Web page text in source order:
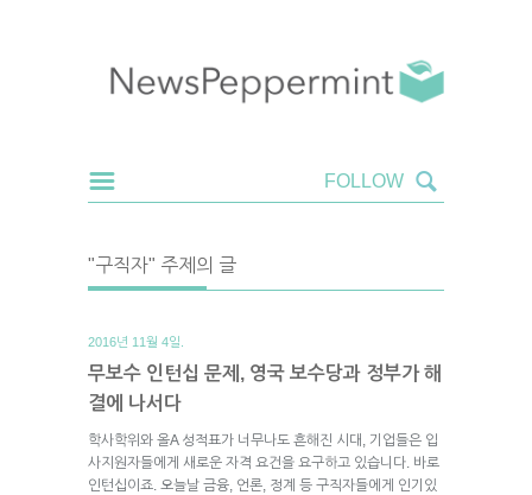
"구직자" 주제의 글
2016년 11월 4일.
무보수 인턴십 문제, 영국 보수당과 정부가 해
결에 나서다
학사학위와 올A 성적표가 너무나도 흔해진 시대, 기업들은 입
사지원자들에게 새로운 자격 요건을 요구하고 있습니다. 바로
인턴십이죠. 오늘날 금융, 언론, 정계 등 구직자들에게 인기있